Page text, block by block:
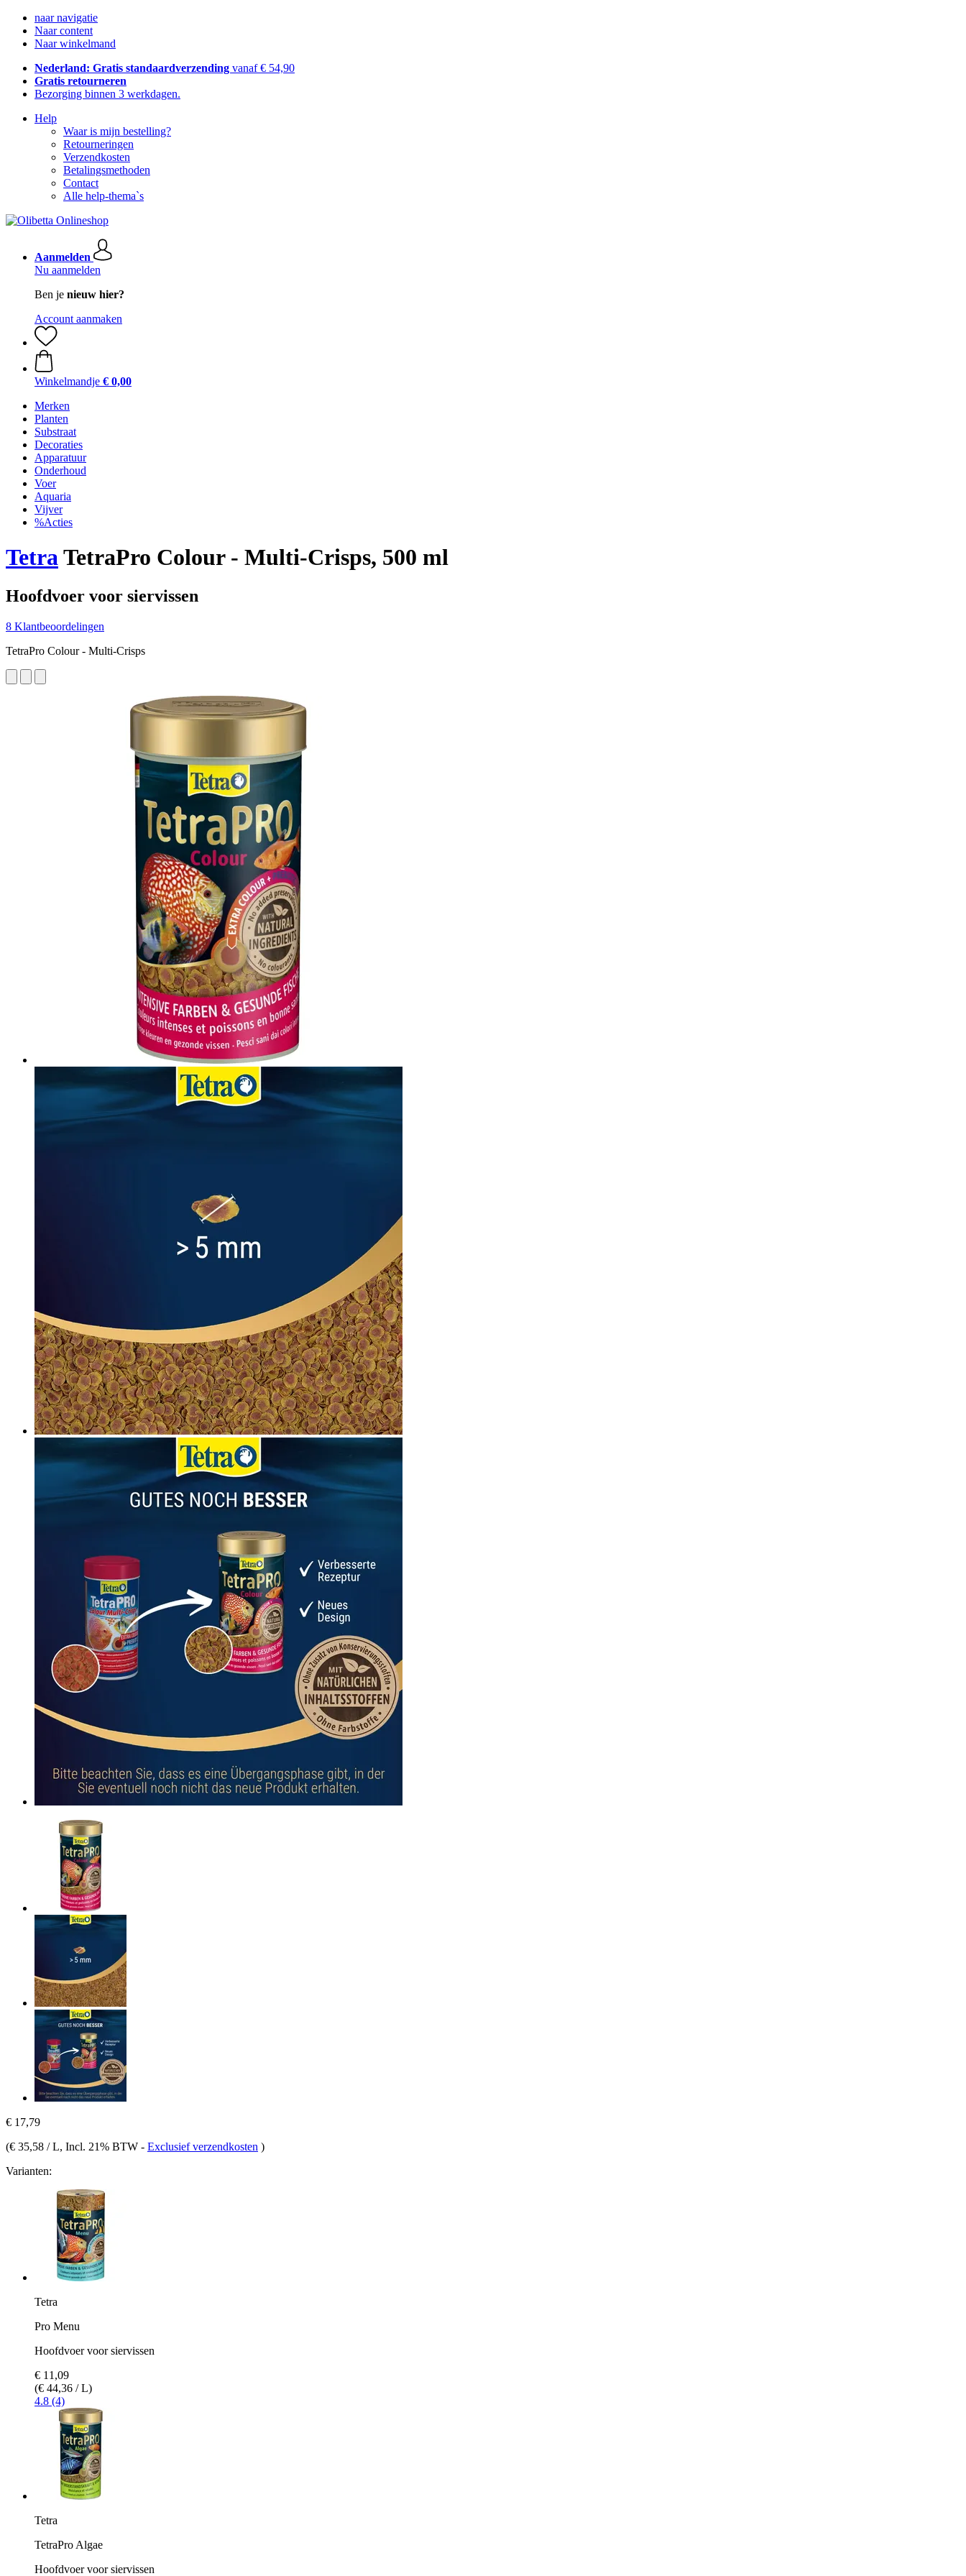
naar navigatie
Naar content
Naar winkelmand
Nederland: Gratis standaardverzending vanaf € 54,90
Gratis retourneren
Bezorging binnen 3 werkdagen.
Help
Waar is mijn bestelling?
Retourneringen
Verzendkosten
Betalingsmethoden
Contact
Alle help-thema`s
Aanmelden
Nu aanmelden
Ben je nieuw hier?
Account aanmaken
Winkelmandje € 0,00
Merken
Planten
Substraat
Decoraties
Apparatuur
Onderhoud
Voer
Aquaria
Vijver
%Acties
TetraTetraPro Colour - Multi-Crisps, 500 ml
Hoofdvoer voor siervissen
8 Klantbeoordelingen
TetraPro Colour - Multi-Crisps
€ 17,79
(€ 35,58 / L, Incl. 21% BTW - Exclusief verzendkosten )
Varianten:
Tetra
Pro Menu
Hoofdvoer voor siervissen
€ 11,09
(€ 44,36 / L)
4.8 (4)
Tetra
TetraPro Algae
Hoofdvoer voor siervissen